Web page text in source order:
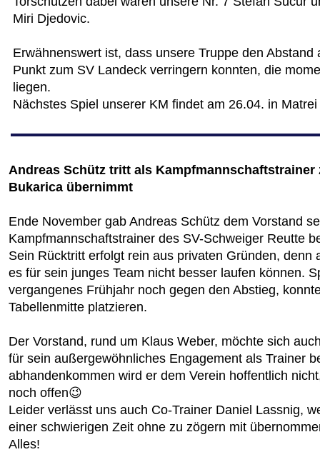
Miri Djedovic.
Erwähnenswert ist, dass unsere Truppe den Abstand
Punkt zum SV Landeck verringern konnten, die
liegen.
Nächstes Spiel unserer KM findet am 26.04. in
Andreas Schütz tritt als Kampfmannschaftstrainer
Bukarica übernimmt
Ende November gab Andreas Schütz dem Vorstand
Kampfmannschaftstrainer des SV-Schweiger Reutte
Sein Rücktritt erfolgt rein aus privaten Gründen, denn
es für sein junges Team nicht besser laufen können.
vergangenes Frühjahr noch gegen den Abstieg,
Tabellenmitte platzieren.
Der Vorstand, rund um Klaus Weber, möchte sich
für sein außergewöhnliches Engagement als Trainer
abhandenkommen wird er dem Verein hoffentlich
noch offen😉
Leider verlässt uns auch Co-Trainer Daniel Lassnig,
einer schwierigen Zeit ohne zu zögern mit
Alles!